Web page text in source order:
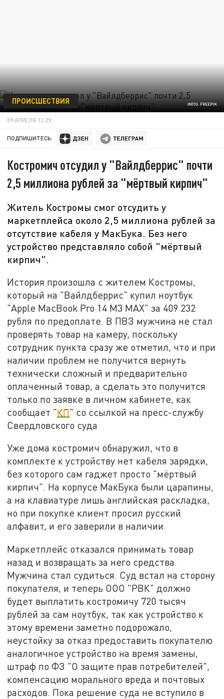
ФОТО: FREEPIK
ПРОИСШЕСТВИЯ
09 АПРЕЛЯ 13:29
ПОДПИШИТЕСЬ:
Костромич отсудил у "Вайлдберрис" почти
2,5 миллиона рублей за "мёртвый кирпич"
Житель Костромы смог отсудить у
маркетплейса около 2,5 миллиона рублей за
отсутствие кабеля у МакБука. Без него
устройство представляло собой "мёртвый
кирпич".
История произошла с жителем Костромы,
который на "Вайлдберрис" купил ноутбук
"Apple MacBook Рro 14 М3 МАХ" за 409 232
рубля по предоплате. В ПВЗ мужчина не стал
проверять товар на камеру, поскольку
сотрудник пункта сразу же отметил, что и при
наличии проблем не получится вернуть
технически сложный и предварительно
оплаченный товар, а сделать это получится
только по заявке в личном кабинете, как
сообщает "КП" со ссылкой на пресс-службу
Свердловского суда
Уже дома костромич обнаружил, что в
комплекте к устройству нет кабеля зарядки,
без которого сам гаджет просто "мёртвый
кирпич". На корпусе МакБука были царапины,
а на клавиатуре лишь английская раскладка,
но при покупке клиент просил русский
алфавит, и его заверили в наличии.
Маркетплейс отказался принимать товар
назад и возвращать за него средства.
Мужчина стал судиться. Суд встал на сторону
покупателя, и теперь ООО "РВК" должно
будет выплатить костромичу 720 тысяч
рублей за сам ноутбук, так как устройство к
этому времени заметно подорожало,
неустойку за отказ предоставить покупателю
аналогичное устройство на время замены,
штраф по ФЗ "О защите прав потребителей",
компенсацию морального вреда и почтовых
расходов. Пока решение суда не вступило в